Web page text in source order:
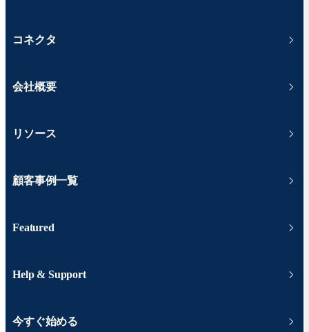
コネクタ
会社概要
リソース
顧客事例一覧
Featured
Help & Support
今すぐ始める